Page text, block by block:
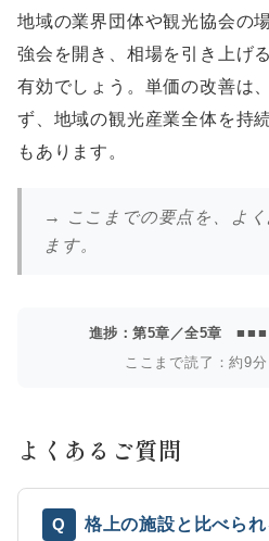
地域の業界団体や観光協会の
強会を開き、相場を引き上げ
有効でしょう。単価の改善は
ず、地域の観光産業全体を持
もあります。
→ ここまでの要点を、よ
ます。
進捗：第5章／全5章
ここまで読了：約9
よくあるご質問
Q 格上の施設と比べら